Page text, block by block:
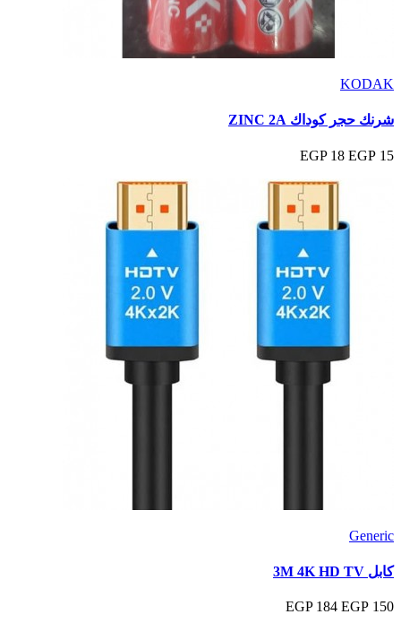
KODAK
شرنك حجر كوداك ZINC 2A
15 EGP
18 EGP
Generic
كابل 3M 4K HD TV
150 EGP
184 EGP